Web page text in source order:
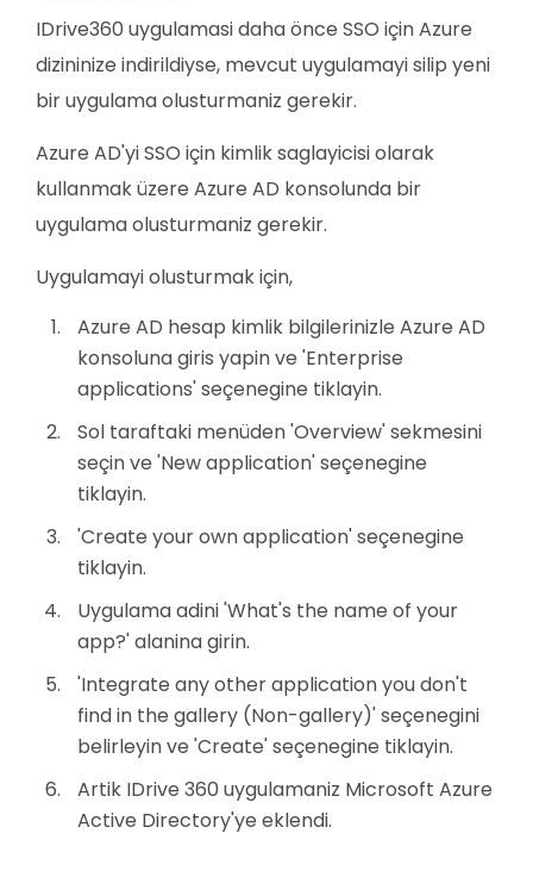
IDrive360 uygulamasi daha önce SSO için Azure
dizininize indirildiyse, mevcut uygulamayi silip yeni
bir uygulama olusturmaniz gerekir.
Azure AD'yi SSO için kimlik saglayicisi olarak
kullanmak üzere Azure AD konsolunda bir
uygulama olusturmaniz gerekir.
Uygulamayi olusturmak için,
Azure AD hesap kimlik bilgilerinizle Azure AD
konsoluna giris yapin ve 'Enterprise
applications' seçenegine tiklayin.
Sol taraftaki menüden 'Overview' sekmesini
seçin ve 'New application' seçenegine
tiklayin.
'Create your own application' seçenegine
tiklayin.
Uygulama adini 'What's the name of your
app?' alanina girin.
'Integrate any other application you don't
find in the gallery (Non-gallery)' seçenegini
belirleyin ve 'Create' seçenegine tiklayin.
Artik IDrive 360 uygulamaniz Microsoft Azure
Active Directory'ye eklendi.